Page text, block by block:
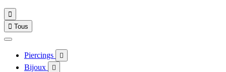

 Tous
Piercings 
Bijoux 